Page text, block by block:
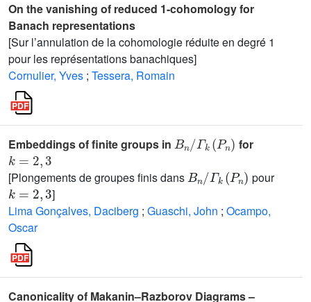
On the vanishing of reduced 1-cohomology for
Banach representations
[Sur l’annulation de la cohomologie réduite en degré 1
pour les représentations banachiques]
Cornulier, Yves ; Tessera, Romain
Embeddings of finite groups in
/P )
for
k=2,3
[Plongements de groupes finis dans
)
pour
k=2,3
]
Lima Gonçalves, Daciberg ; Guaschi, John ; Ocampo,
Oscar
Canonicality of Makanin–Razborov Diagrams –